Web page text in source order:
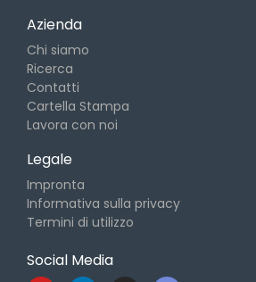
Azienda
Chi siamo
Ricerca
Contatti
Cartella Stampa
Lavora con noi
Legale
Impronta
Informativa sulla privacy
Termini di utilizzo
Social Media